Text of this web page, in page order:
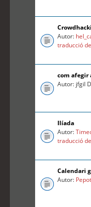
Autor:
traducció
com afegir
Autor: jfgil
Ilíada
Autor:
traducció
Calendari
Autor: